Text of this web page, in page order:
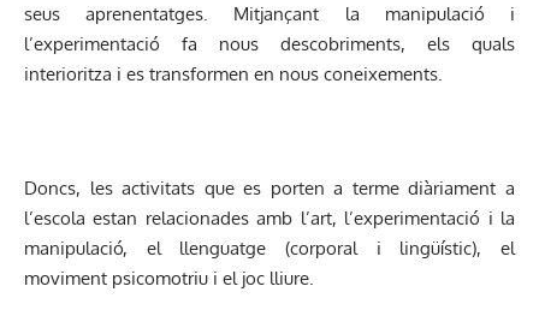
seus aprenentatges. Mitjançant la manipulació i
l’experimentació fa nous descobriments, els quals
interioritza i es transformen en nous coneixements.
Doncs, les activitats que es porten a terme diàriament a
l’escola estan relacionades amb l’art, l’experimentació i la
manipulació, el llenguatge (corporal i lingüístic), el
moviment psicomotriu i el joc lliure.